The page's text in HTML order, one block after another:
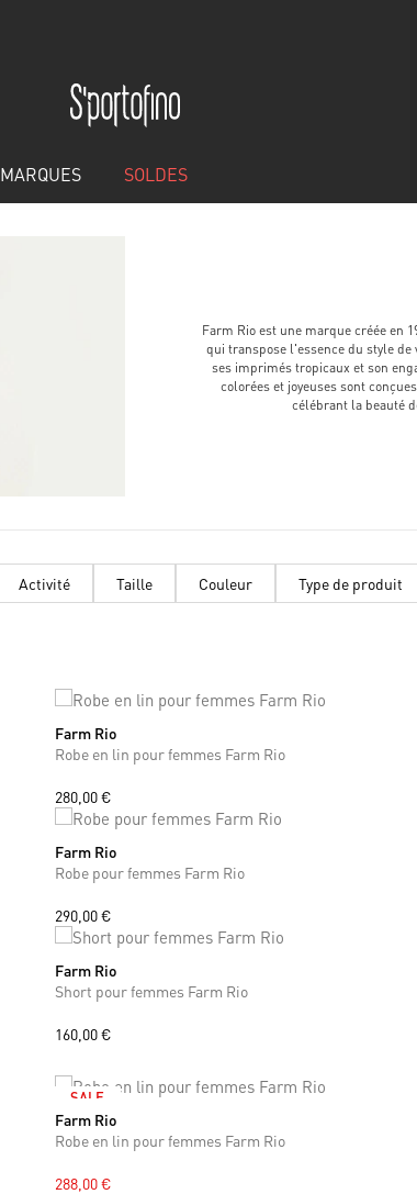
MARQUES SOLDES
Farm Rio est une marque créée en
qui transpose l'essence du style
ses imprimés tropicaux et son
colorées et joyeuses sont
célébrant la beauté
Activité Taille Couleur Type de produit
XS S
Farm Rio
Robe en lin pour femmes Farm Rio
280,00 €
S M
Farm Rio
Robe pour femmes Farm Rio
290,00 €
XS S M
Farm Rio
Short pour femmes Farm Rio
160,00 €
SALE
XS S L
Farm Rio
Robe en lin pour femmes Farm Rio
288,00 €